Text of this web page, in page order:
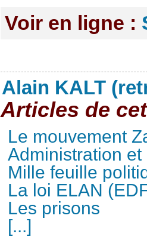
Voir en ligne :
Alain KALT
Articles de
Le mouvement
Administration
Mille feuille
La loi ELAN
Les prisons
[...]